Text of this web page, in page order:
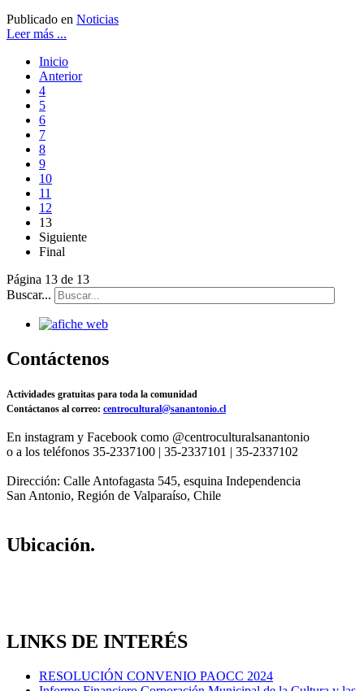
Publicado en Noticias
Leer más ...
Inicio
Anterior
4
5
6
7
8
9
10
11
12
13
Siguiente
Final
Página 13 de 13
Buscar...
Contáctenos
Actividades gratuitas para toda la comunidad
Contáctanos al correo: centrocultural@sanantonio.cl
En instagram y Facebook como @centroculturalsanantonio
o a los teléfonos 35-2337100 | 35-2337101 | 35-2337102
Dirección: Calle Antofagasta 545, esquina Independencia
San Antonio, Región de Valparaíso, Chile
Ubicación.
LINKS DE INTERÉS
RESOLUCIÓN CONVENIO PAOCC 2024